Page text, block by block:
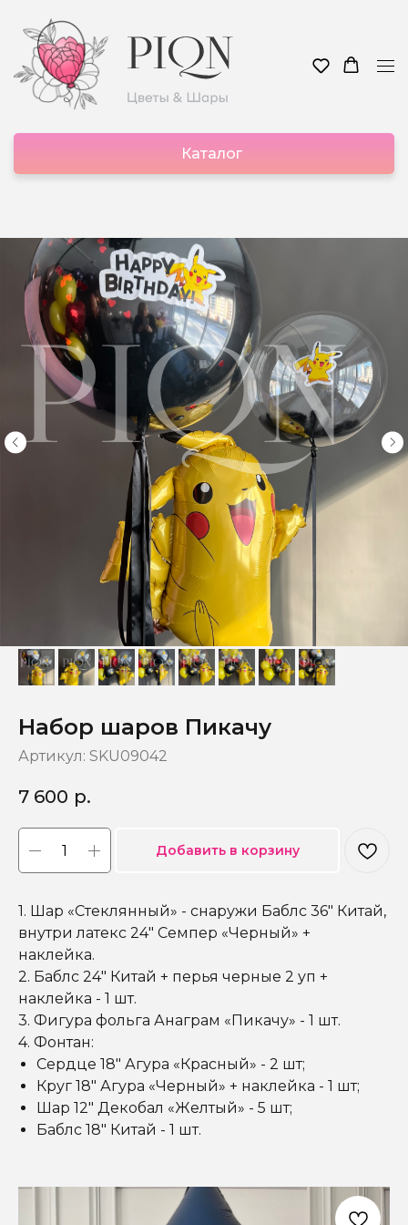
Каталог
Набор шаров Пикачу
Артикул: SKU09042
7 600 р.
Добавить в корзину
1. Шар «Стеклянный» - снаружи Баблс 36" Китай,
внутри латекс 24" Семпер «Черный» +
наклейка.
2. Баблс 24" Китай + перья черные 2 уп +
наклейка - 1 шт.
3. Фигура фольга Анаграм «Пикачу» - 1 шт.
4. Фонтан:
Сердце 18" Агура «Красный» - 2 шт;
Круг 18" Агура «Черный» + наклейка - 1 шт;
Шар 12" Декобал «Желтый» - 5 шт;
Баблс 18" Китай - 1 шт.